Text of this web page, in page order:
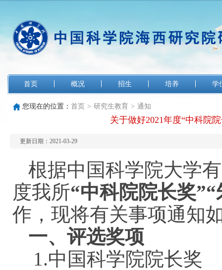
首页 概况 招生 培养 学
您现在的位置： 首页 > 研究生教育 > 通知
关于做好2021年度“中科院
更新日期：2021-03-29
根据中国科学院大学
度我所“中科院院长奖
作，现将有关事项通知
一、评选奖项
1.中国科学院院长奖